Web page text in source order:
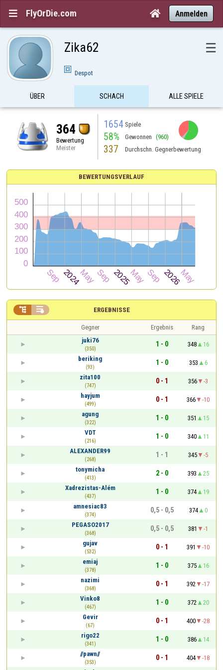
 FlyOrDie.com  Anmelden
Zika62 ☰
Despot
ÜBER SCHACH ALLE SPIELE
364
Bewertung
Meister
1654 Spiele
58% Gewonnen (960)
337 Durchschn. Gegnerbewertung
BEWERTUNGSVERLAUF
ERGEBNISSE
 
Gegner Ergebnis
Rang
juki76
(350)
1 - 0 348
16
beriking
(93)
1 - 0 353
6
zita100
(747)
0 - 1 356
-3
hayjum
(499)
0 - 1 366
-10
agung
(322)
1 - 0 351
15
VDT
(216)
1 - 0 340
11
ALEXANDER99
(268)
1 - 1 345
-5
tonymicha
(413)
2 - 0 393
25
Xadrezistas-Além
(437)
1 - 0 374
19
amnesiac83
(374)
0,5 - 0,5 374
0
PEGASO2017
(368)
0,5 - 0,5 381
-1
gujav
(532)
0 - 1 391
-10
emiaj
(378)
1 - 0 375
16
nazimi
(368)
0 - 1 392
-17
Vinko8
(467)
1 - 0 372
20
Gevir
(67)
0 - 1 400
-28
rigo22
(341)
1 - 0 386
14
//pawn//
(353)
0 - 1 404
-18